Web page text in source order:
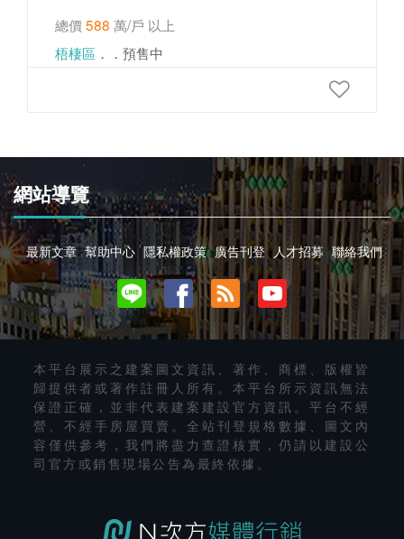
總價588 萬/戶 以上
梧棲區 ．．預售中
網站導覽
最新文章 幫助中心 隱私權政策 廣告刊登 人才招募 聯絡我們
本平台展示之建案圖文資訊、著作、商標、版權皆
歸提供者或著作註冊人所有。本平台所示資訊無法
保證正確，並非代表建案建設官方資訊。平台不經
營、不經手房屋買賣。全站刊登規格數據、圖文內
容僅供參考，我們將盡力查證核實，仍請以建設公
司官方或銷售現場公告為最終依據。